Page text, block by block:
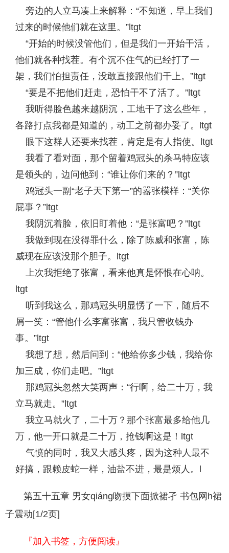
旁边的人立马凑上来解释：“不知道，早上我们
过来的时候他们就在这里。”ltgt
“开始的时候没管他们，但是我们一开始干活，
他们就各种找茬。有个沉不住气的已经打了一
架，我们怕担责任，没敢直接跟他们干上。”ltgt
“要是不把他们赶走，恐怕干不了活了。”ltgt
我听得脸色越来越阴沉，工地干了这么些年，
各路打点我都是知道的，动工之前都办妥了。ltgt
眼下这群人还要来找茬，肯定是有人指使。ltgt
我看了看对面，那个留着鸡冠头的杀马特应该
是领头的，边问他到：“谁让你们来的？”ltgt
鸡冠头一副“老子天下第一”的嚣张模样：“关你
屁事？”ltgt
我阴沉着脸，依旧盯着他：“是张富吧？”ltgt
我做到现在没得罪什么，除了陈威和张富，陈
威现在应该没那个胆子。ltgt
上次我拒绝了张富，看来他真是怀恨在心呐。
ltgt
听到我这么，那鸡冠头明显愣了一下，随后不
屑一笑：“管他什么李富张富，我只管收钱办
事。”ltgt
我想了想，然后问到：“他给你多少钱，我给你
加三成，你们走吧。”ltgt
那鸡冠头忽然大笑两声：“行啊，给二十万，我
立马就走。”ltgt
我立马就火了，二十万？那个张富最多给他几
万，他一开口就是二十万，抢钱啊这是！ltgt
气愤的同时，我又大感头疼，因为这种人最不
好搞，跟赖皮蛇一样，油盐不进，最是烦人。l
第五十五章 男女qiáng吻摸下面掀裙孑 书包网h裙
子震动[1/2页]
『加入书签，方便阅读』